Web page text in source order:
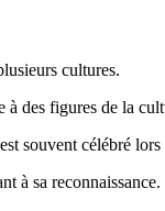
cultures.
à des figures de la
souvent célébré
à sa reconnaissance.